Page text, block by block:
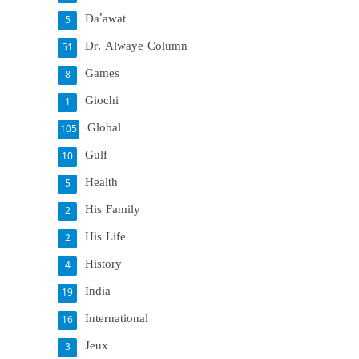
Da'awat
5
Dr. Alwaye Column
51
Games
8
Giochi
1
Global
105
Gulf
10
Health
5
His Family
2
His Life
2
History
4
India
19
International
16
Jeux
3